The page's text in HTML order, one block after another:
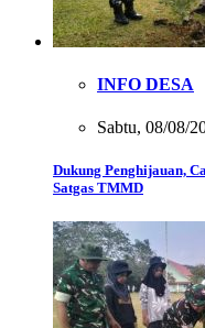
INFO DESA
Sabtu, 08/08/
Dukung Penghijauan,
Satgas TMMD